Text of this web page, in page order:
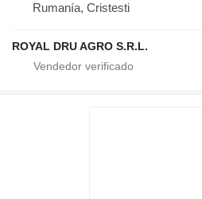
Rumanía, Cristesti
ROYAL DRU AGRO S.R.L.